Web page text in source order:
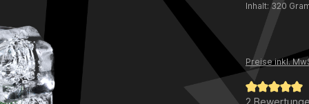
Inhalt:320
Preise inkl.
2